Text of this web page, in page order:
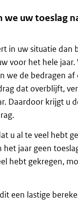
we uw toeslag
in uw situatie dan
voor het hele jaar.
we de bedragen af
dat overblijft,
Daardoor krijgt u
u al te veel hebt
het jaar geen
hebt gekregen,
een lastige